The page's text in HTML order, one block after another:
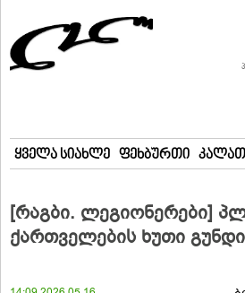
ყველა სიახლე ფეხბურთი
[რაგბი. ლეგიონერები]
ქართველების ხუთი